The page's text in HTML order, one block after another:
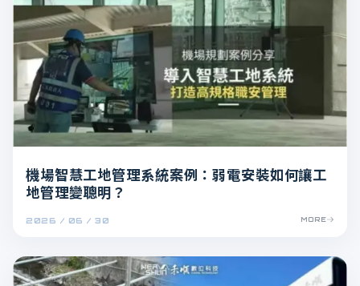
2026 / 06 / 30
機場智慧工地管理系統案例：弱電安裝如何讓工
地管理變聰明？
MORE